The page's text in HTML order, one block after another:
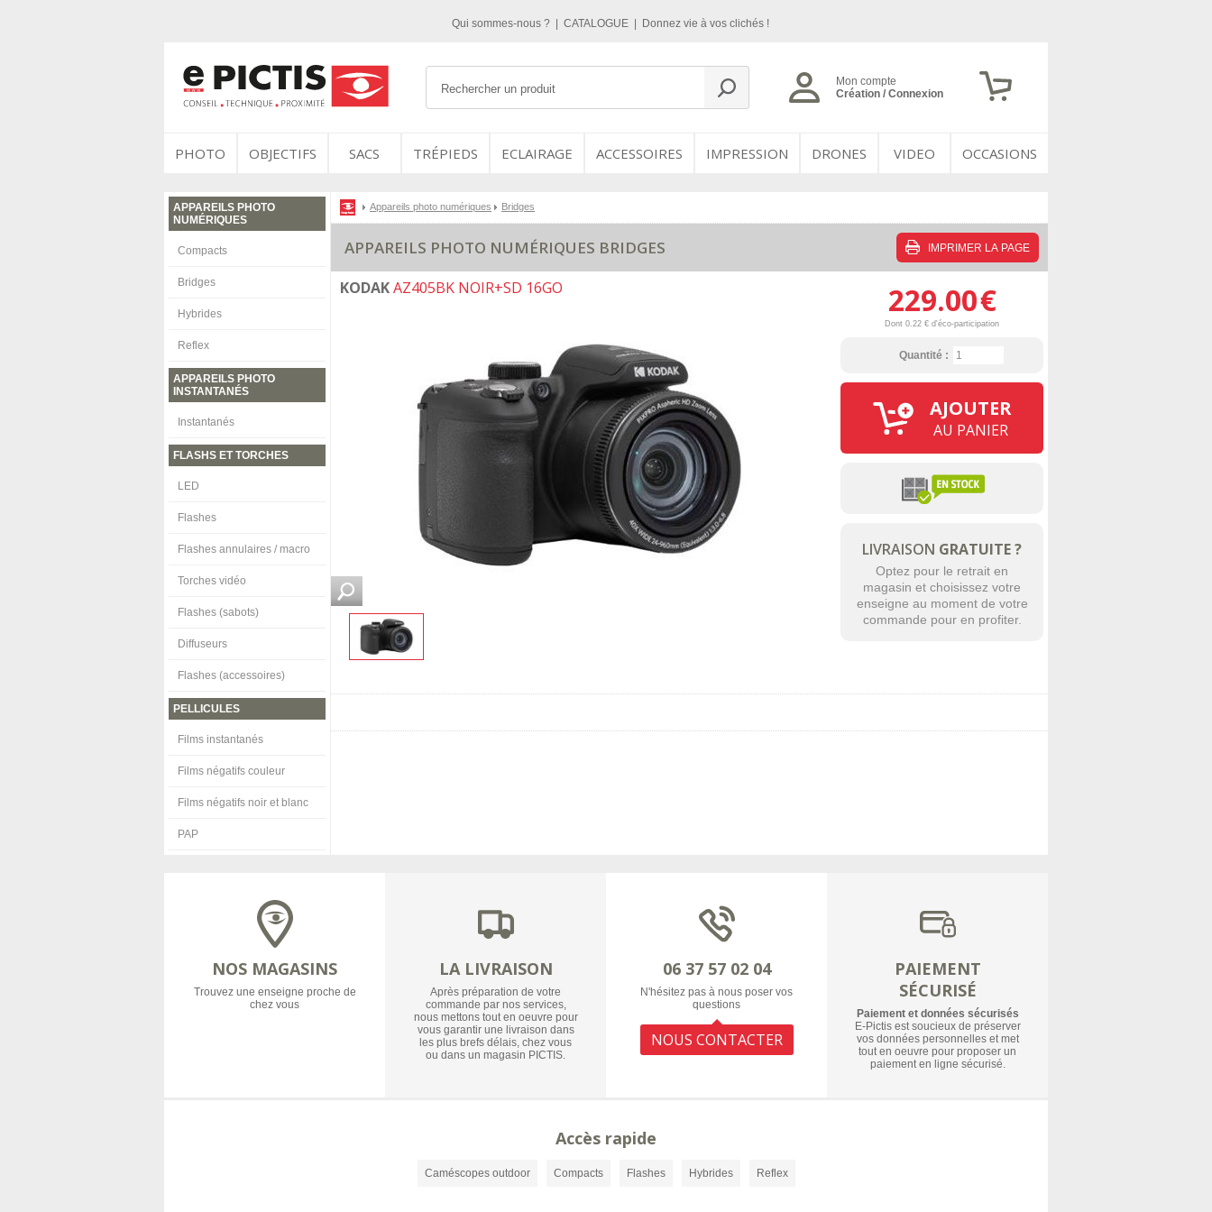
Qui sommes-nous ? CATALOGUE Donnez vie à vos clichés !
Mon compte
Création / Connexion
PHOTO OBJECTIFS SACS TRÉPIEDS ECLAIRAGE ACCESSOIRES IMPRESSION DRONES VIDEO OCCASIONS
APPAREILS PHOTO
NUMÉRIQUES
Compacts
Bridges
Hybrides
Reflex
APPAREILS PHOTO
INSTANTANÉS
Instantanés
FLASHS ET TORCHES
LED
Flashes
Flashes annulaires / macro
Torches vidéo
Flashes (sabots)
Diffuseurs
Flashes (accessoires)
PELLICULES
Films instantanés
Films négatifs couleur
Films négatifs noir et blanc
PAP
IMPRIMER LA PAGE
Appareils photo numériques Bridges
APPAREILS PHOTO NUMÉRIQUES BRIDGES
KODAKAZ405BK NOIR+SD 16GO 229.00€
Dont 0.22 € d'éco-participation
Quantité :
AJOUTER
AU PANIER
LIVRAISON GRATUITE ?
Optez pour le retrait en
magasin et choisissez votre
enseigne au moment de votre
commande pour en profiter.
NOS MAGASINS
Trouvez une enseigne proche de
chez vous
LA LIVRAISON
Après préparation de votre
commande par nos services,
nous mettons tout en oeuvre pour
vous garantir une livraison dans
les plus brefs délais, chez vous
ou dans un magasin PICTIS.
06 37 57 02 04
N'hésitez pas à nous poser vos
questions
NOUS CONTACTER
PAIEMENT
SÉCURISÉ
Paiement et données sécurisés
E-Pictis est soucieux de préserver
vos données personnelles et met
tout en oeuvre pour proposer un
paiement en ligne sécurisé.
Accès rapide
Caméscopes outdoor Compacts Flashes Hybrides Reflex